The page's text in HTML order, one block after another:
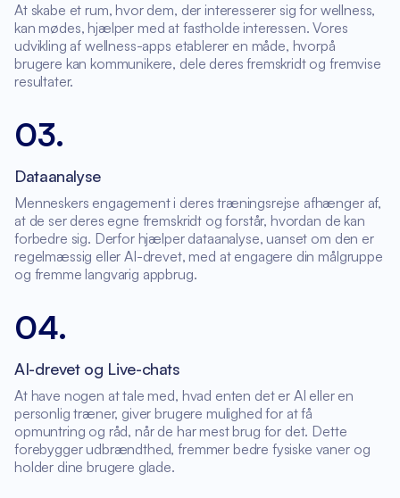
At skabe et rum, hvor dem, der interesserer sig for wellness,
kan mødes, hjælper med at fastholde interessen. Vores
udvikling af wellness-apps etablerer en måde, hvorpå
brugere kan kommunikere, dele deres fremskridt og fremvise
resultater.
03.
Dataanalyse
Menneskers engagement i deres træningsrejse afhænger af,
at de ser deres egne fremskridt og forstår, hvordan de kan
forbedre sig. Derfor hjælper dataanalyse, uanset om den er
regelmæssig eller AI-drevet, med at engagere din målgruppe
og fremme langvarig appbrug.
04.
AI-drevet og Live-chats
At have nogen at tale med, hvad enten det er AI eller en
personlig træner, giver brugere mulighed for at få
opmuntring og råd, når de har mest brug for det. Dette
forebygger udbrændthed, fremmer bedre fysiske vaner og
holder dine brugere glade.